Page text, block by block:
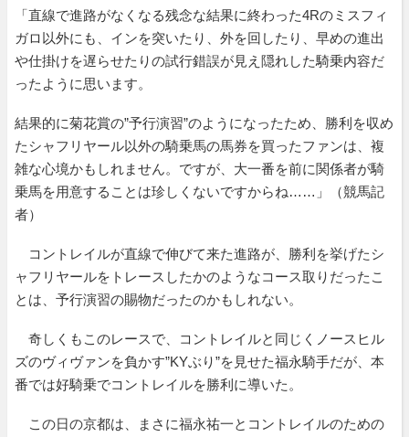
「直線で進路がなくなる残念な結果に終わった4Rのミスフィ
ガロ以外にも、インを突いたり、外を回したり、早めの進出
や仕掛けを遅らせたりの試行錯誤が見え隠れした騎乗内容だ
ったように思います。
結果的に菊花賞の”予行演習”のようになったため、勝利を収め
たシャフリヤール以外の騎乗馬の馬券を買ったファンは、複
雑な心境かもしれません。ですが、大一番を前に関係者が騎
乗馬を用意することは珍しくないですからね……」（競馬記
者）
コントレイルが直線で伸びて来た進路が、勝利を挙げたシ
ャフリヤールをトレースしたかのようなコース取りだったこ
とは、予行演習の賜物だったのかもしれない。
奇しくもこのレースで、コントレイルと同じくノースヒル
ズのヴィヴァンを負かす”KYぶり”を見せた福永騎手だが、本
番では好騎乗でコントレイルを勝利に導いた。
この日の京都は、まさに福永祐一とコントレイルのための